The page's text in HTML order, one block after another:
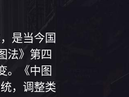
是当今国
法》第四
。《中图
，调整类